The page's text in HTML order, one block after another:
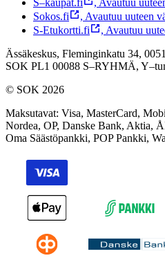
S–kaupat.fi , Avautuu
Sokos.fi
, Avautuu uuteen
S-Etukortti.fi
, Avautuu
Ässäkeskus, Fleminginkatu 34,
SOK PL1 00088 S–RYHMÄ,
© SOK 2026
Maksutavat: Visa, MasterCard,
Nordea, OP, Danske Bank, Aktia,
Oma Säästöpankki, POP Pankki,